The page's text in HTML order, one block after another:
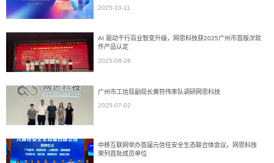
2025-10-11
AI 驱动千行百业智变升级，网思科技获2025广州市首版次软
件产品认定
2025-08-26
广州市工信局副局长黄符伟率队调研网思科技
2025-07-02
中移互联网举办首届元信任安全生态联合体会议，网思科技
荣列首批成员单位